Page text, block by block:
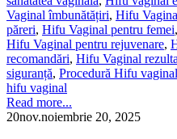
Vaginal îmbunătățiri, Hifu
păreri, Hifu Vaginal pentru femei,
Hifu Vaginal pentru rejuvenare,
recomandări, Hifu Vaginal
siguranță, Procedură Hifu vaginal
hifu vaginal
Read more...
20nov.noiembrie 20, 2025